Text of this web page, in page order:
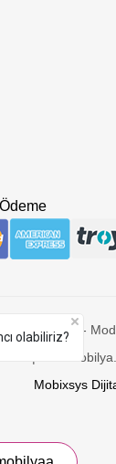
- Edremit -
|
Mobixsys
olabiliriz?